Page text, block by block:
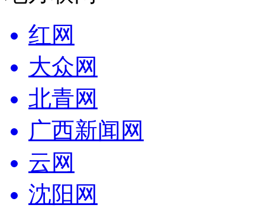
红网
大众网
北青网
广西新闻网
云网
沈阳网